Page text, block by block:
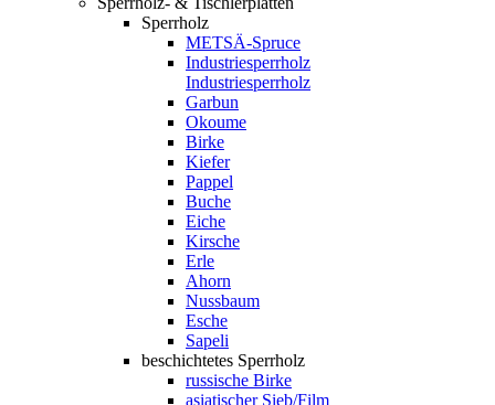
Sperrholz
METSÄ-Spruce
Industriesperrholz
Industriesperrholz
Garbun
Okoume
Birke
Kiefer
Pappel
Buche
Eiche
Kirsche
Erle
Ahorn
Nussbaum
Esche
Sapeli
beschichtetes Sperrholz
russische Birke
asiatischer Sieb/Film